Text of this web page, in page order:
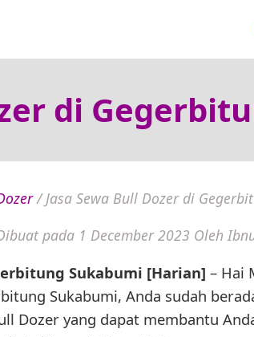
di
/Jasa Sewa Bull Dozer di
pada 1 December 2023 Oleh
Sukabumi [Harian] – Hai
Sukabumi, Anda sudah
Dozer yang dapat membantu